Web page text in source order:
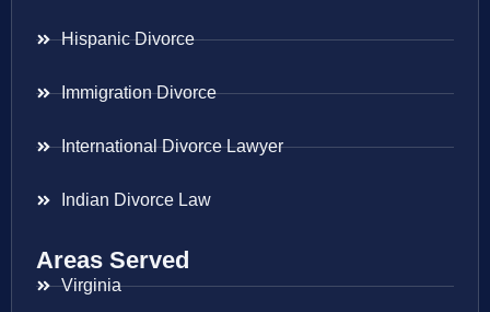
Hispanic Divorce
Immigration Divorce
International Divorce Lawyer
Indian Divorce Law
Areas Served
Virginia